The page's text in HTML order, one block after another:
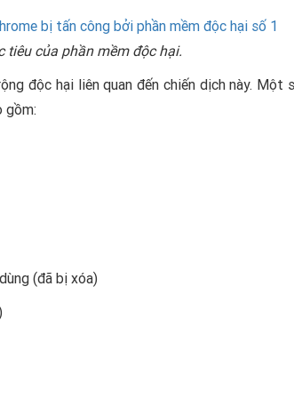
tiêu của phần mềm độc hại.
độc hại liên quan đến chiến dịch này. Một
gồm:
(đã bị xóa)